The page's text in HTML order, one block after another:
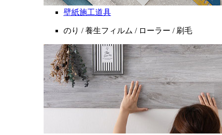
壁紙施工道具
のり / 養生フィルム / ローラー / 刷毛